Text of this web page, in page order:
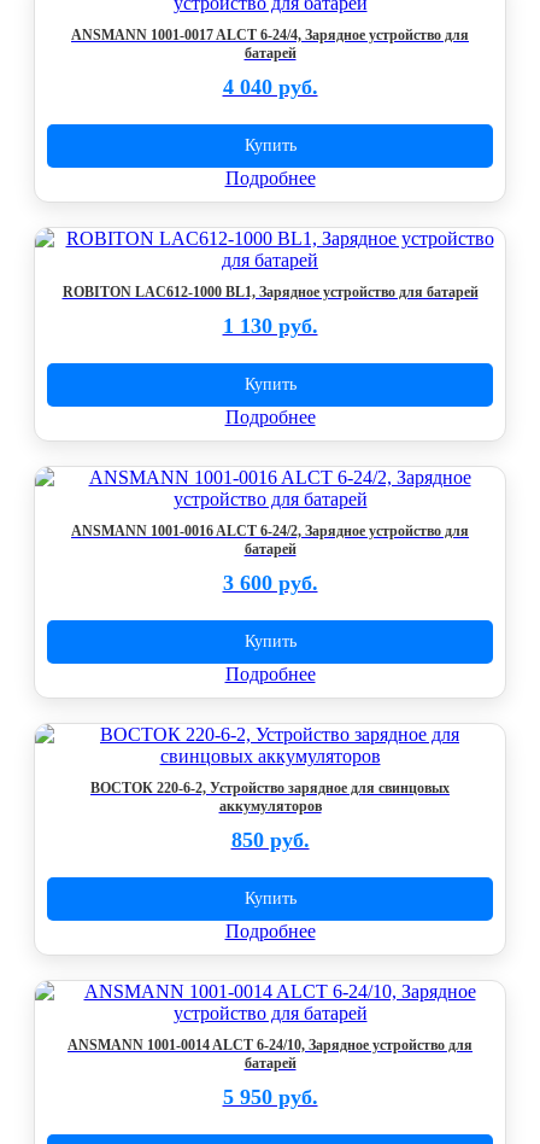
ANSMANN 1001-0017 ALCT 6-24/4, Зарядное устройство для
батарей
4 040 руб.
Купить
Подробнее
ROBITON LAC612-1000 BL1, Зарядное устройство для батарей
1 130 руб.
Купить
Подробнее
ANSMANN 1001-0016 ALCT 6-24/2, Зарядное устройство для
батарей
3 600 руб.
Купить
Подробнее
ВОСТОК 220-6-2, Устройство зарядное для свинцовых
аккумуляторов
850 руб.
Купить
Подробнее
ANSMANN 1001-0014 ALCT 6-24/10, Зарядное устройство для
батарей
5 950 руб.